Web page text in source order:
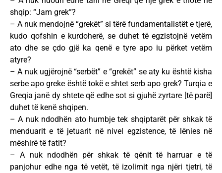
shqip: “Jam grek”?
– A nuk mendojnë “grekët” si tërë fundamentalistët e tjerë,
kudo qofshin e kurdoherë, se duhet të egzistojnë vetëm
ato dhe se çdo gjë ka qenë e tyre apo iu përket vetëm
atyre?
– A nuk ugjërojnë “serbët” e “grekët” se aty ku është kisha
serbe apo greke është tokë e shtet serb apo grek? Turqia e
Greqia janë dy shtete që edhe sot si gjuhë zyrtare [të parë]
duhet të kenë shqipen.
– A nuk ndodhën ato humbje tek shqiptarët për shkak të
menduarit e të jetuarit në nivel egzistence, të lënies në
mëshirë të fatit?
– A nuk ndodhën për shkak të qënit të harruar e të
panjohur edhe nga të vetët, të izolimit nga njëri tjetri, të